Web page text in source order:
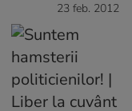
23 feb. 2012